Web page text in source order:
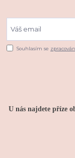
Souhlasím se
U nás najdete příze